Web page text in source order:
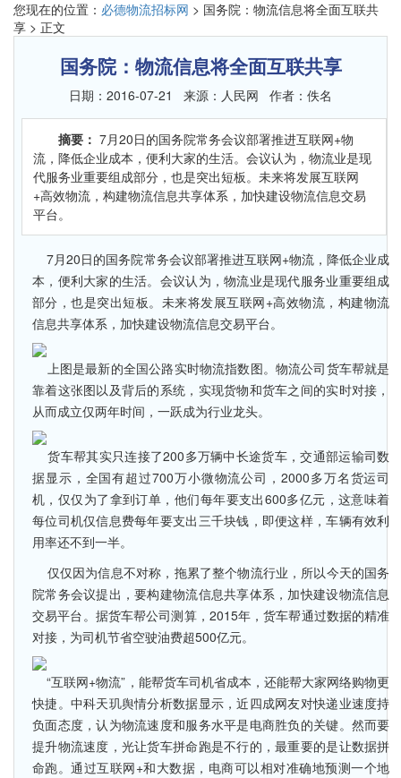
您现在的位置： 必德物流招标网 > 国务院：物流信息将全面互联共
享 > 正文
国务院：物流信息将全面互联共享
日期： 2016-07-21 来源： 人民网 作者： 佚名
摘要： 7月20日的国务院常务会议部署推进互联网+物
流，降低企业成本，便利大家的生活。会议认为，物流业是现
代服务业重要组成部分，也是突出短板。未来将发展互联网
+高效物流，构建物流信息共享体系，加快建设物流信息交易
平台。
7月20日的国务院常务会议部署推进互联网+物流，降低企业成
本，便利大家的生活。会议认为，物流业是现代服务业重要组成
部分，也是突出短板。未来将发展互联网+高效物流，构建物流
信息共享体系，加快建设物流信息交易平台。
上图是最新的全国公路实时物流指数图。物流公司货车帮就是
靠着这张图以及背后的系统，实现货物和货车之间的实时对接，
从而成立仅两年时间，一跃成为行业龙头。
货车帮其实只连接了200多万辆中长途货车，交通部运输司数
据显示，全国有超过700万小微物流公司，2000多万名货运司
机，仅仅为了拿到订单，他们每年要支出600多亿元，这意味着
每位司机仅信息费每年要支出三千块钱，即便这样，车辆有效利
用率还不到一半。
仅仅因为信息不对称，拖累了整个物流行业，所以今天的国务
院常务会议提出，要构建物流信息共享体系，加快建设物流信息
交易平台。据货车帮公司测算，2015年，货车帮通过数据的精准
对接，为司机节省空驶油费超500亿元。
“互联网+物流”，能帮货车司机省成本，还能帮大家网络购物更
快捷。中科天玑舆情分析数据显示，近四成网友对快递业速度持
负面态度，认为物流速度和服务水平是电商胜负的关键。然而要
提升物流速度，光让货车拼命跑是不行的，最重要的是让数据拼
命跑。通过互联网+和大数据，电商可以相对准确地预测一个地